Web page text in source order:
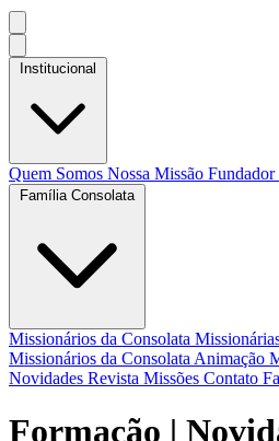
Institucional
Quem Somos Nossa Missão Fundador
Família Consolata
Missionários da Consolata
Missionários da Consolata Animação
Novidades Revista Missões Contato
Formação |